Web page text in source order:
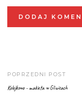
POPRZEDNI POST
Kolejkowo - makieta w Gliwicach